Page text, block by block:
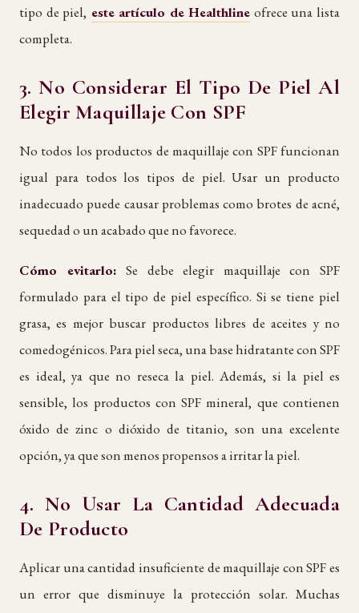
tipo de piel, este artículo de Healthline ofrece una lista
completa.
3. No Considerar El Tipo De Piel Al
Elegir Maquillaje Con SPF
No todos los productos de maquillaje con SPF funcionan
igual para todos los tipos de piel. Usar un producto
inadecuado puede causar problemas como brotes de acné,
sequedad o un acabado que no favorece.
Cómo evitarlo: Se debe elegir maquillaje con SPF
formulado para el tipo de piel específico. Si se tiene piel
grasa, es mejor buscar productos libres de aceites y no
comedogénicos. Para piel seca, una base hidratante con SPF
es ideal, ya que no reseca la piel. Además, si la piel es
sensible, los productos con SPF mineral, que contienen
óxido de zinc o dióxido de titanio, son una excelente
opción, ya que son menos propensos a irritar la piel.
4. No Usar La Cantidad Adecuada
De Producto
Aplicar una cantidad insuficiente de maquillaje con SPF es
un error que disminuye la protección solar. Muchas